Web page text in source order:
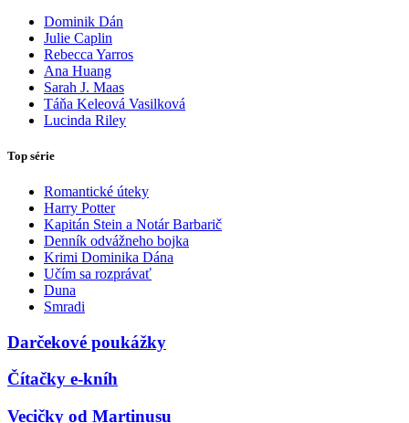
Dominik Dán
Julie Caplin
Rebecca Yarros
Ana Huang
Sarah J. Maas
Táňa Keleová Vasilková
Lucinda Riley
Top série
Romantické úteky
Harry Potter
Kapitán Stein a Notár Barbarič
Denník odvážneho bojka
Krimi Dominika Dána
Učím sa rozprávať
Duna
Smradi
Darčekové poukážky
Čítačky e-kníh
Vecičky od Martinusu